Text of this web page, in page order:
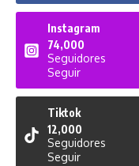
Instagram
74,000
Seguidores
Seguir
Tiktok
12,000
Seguidores
Seguir